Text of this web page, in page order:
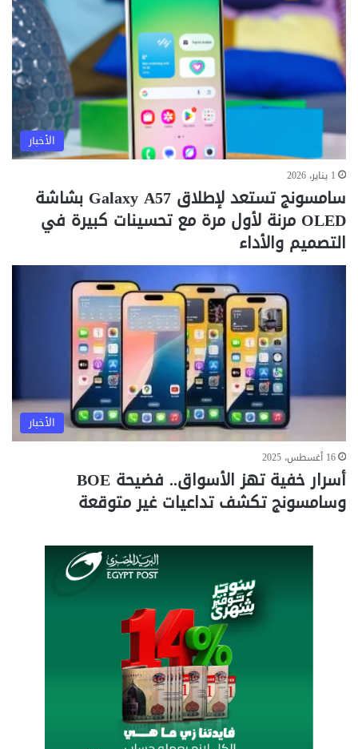
الأخبار
1 يناير، 2026
سامسونج تستعد لإطلاق Galaxy A57 بشاشة
OLED مرنة لأول مرة مع تحسينات كبيرة في
التصميم والأداء
الأخبار
16 أغسطس، 2025
أسرار خفية تهز الأسواق.. فضيحة BOE
وسامسونج تكشف تداعيات غير متوقعة